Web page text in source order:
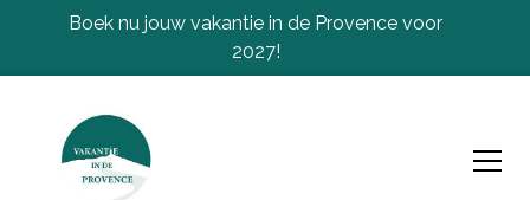
Boek nu jouw vakantie in de Provence voor
2027!